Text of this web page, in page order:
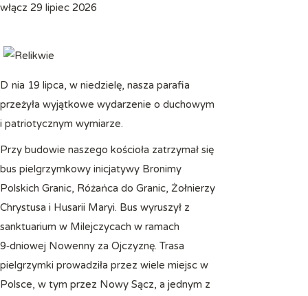
włącz 29 lipiec 2026
Dnia 19 lipca, w niedzielę, nasza parafia
przeżyła wyjątkowe wydarzenie o duchowym
i patriotycznym wymiarze.
Przy budowie naszego kościoła zatrzymał się
bus pielgrzymkowy inicjatywy Bronimy
Polskich Granic, Różańca do Granic, Żołnierzy
Chrystusa i Husarii Maryi. Bus wyruszył z
sanktuarium w Milejczycach w ramach
9‑dniowej Nowenny za Ojczyznę. Trasa
pielgrzymki prowadziła przez wiele miejsc w
Polsce, w tym przez Nowy Sącz, a jednym z